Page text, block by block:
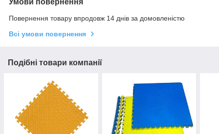
Умови повернення
Повернення товару впродовж 14 днів за домовленістю
Всі умови повернення
Подібні товари компанії